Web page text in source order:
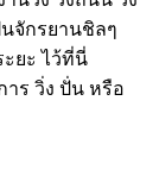
นจักรยานชิลๆ
ะยะ ไว้ที่นี่
ร วิ่ง ปั่น หรือ